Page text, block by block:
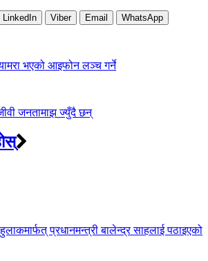
LinkedIn Viber Email WhatsApp
भएको आइफोन लञ्च गर्ने
जनतामाझ ज्युँदै छन्